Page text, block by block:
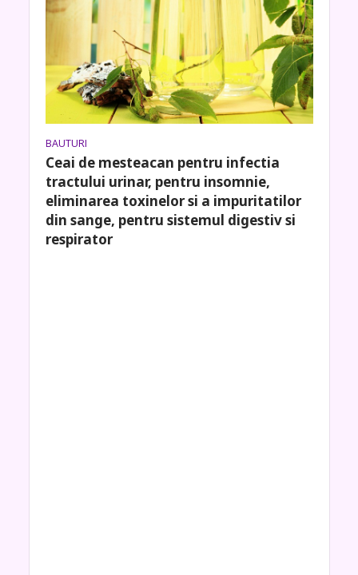
BAUTURI
Ceai de mesteacan pentru infectia
tractului urinar, pentru insomnie,
eliminarea toxinelor si a impuritatilor
din sange, pentru sistemul digestiv si
respirator